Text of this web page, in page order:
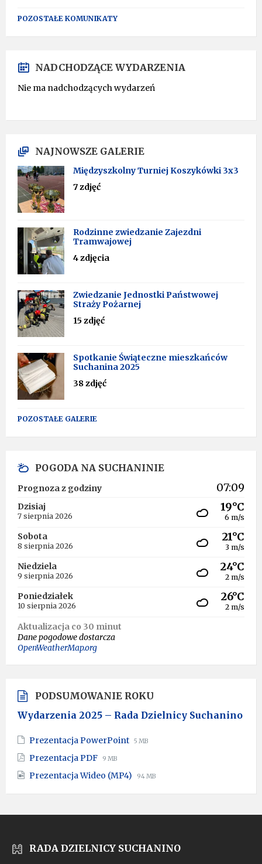
POZOSTAŁE KOMUNIKATY
NADCHODZĄCE WYDARZENIA
Nie ma nadchodzących wydarzeń
NAJNOWSZE GALERIE
Międzyszkolny Turniej Koszykówki 3x3
7 zdjęć
Rodzinne zwiedzanie Zajezdni
Tramwajowej
4 zdjęcia
Zwiedzanie Jednostki Państwowej
Straży Pożarnej
15 zdjęć
Spotkanie Świąteczne mieszkańców
Suchanina 2025
38 zdjęć
POZOSTAŁE GALERIE
POGODA NA SUCHANINIE
Prognoza z godziny 07:09
Dzisiaj
7 sierpnia 2026
19°C
6 m/s
Sobota
8 sierpnia 2026
21°C
3 m/s
Niedziela
9 sierpnia 2026
24°C
2 m/s
Poniedziałek
10 sierpnia 2026
26°C
2 m/s
Aktualizacja co 30 minut
Dane pogodowe dostarcza
OpenWeatherMap.org
PODSUMOWANIE ROKU
Wydarzenia 2025 – Rada Dzielnicy Suchanino
Prezentacja PowerPoint File
File
5 MB
Prezentacja PDF File
pdf
File
9 MB
Prezentacja Wideo (MP4) File
mp4
File
94 MB
RADA DZIELNICY SUCHANINO